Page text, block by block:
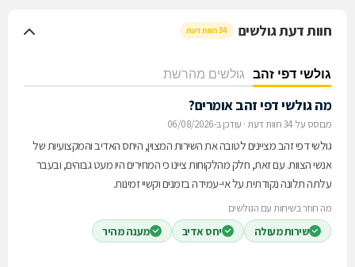
חשמליים ואמונים על מתן שירות מקצועי, מהיר, יעיל ואדיב לכל לקוח
ולקוח.
חוות דעת גולשים 34 חוות דעת
גולשי דפי זהב גולשים מהרשת
מה גולשי דפי זהב אומרים?
מבוסס על 34 חוות דעת · עודכן ב-06/08/2026
גולשי דפי זהב מציינים לטובה את השירות המצוין, היחס האדיב והמקצועיות של
אנשי הצוות. עם זאת, חלק מהלקוחות ציינו כי המחירים היו מעט גבוהים, ובעבר
עלתה תלונה נקודתית על אי-עמידה בזמנים וקשיי זמינות.
מה חוזר בשיחות עם הגולשים
שירות מעולה יחס אדיב מענה מהיר